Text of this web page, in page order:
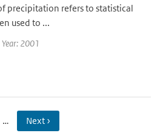
precipitation refers to statistical
used to ...
Year: 2001
… Next ›